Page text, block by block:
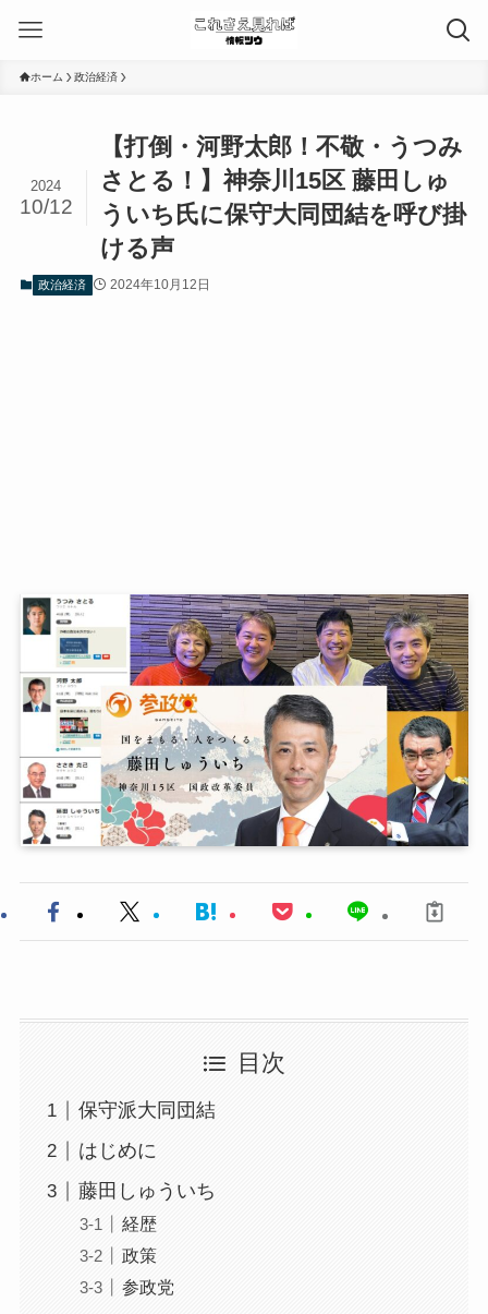
ホーム 政治経済
【打倒・河野太郎！不敬・うつみ
さとる！】神奈川15区 藤田しゅ
ういち氏に保守大同団結を呼び掛
ける声
2024
10/12
政治経済 2024年10月12日
目次
保守派大同団結
はじめに
藤田しゅういち
経歴
政策
参政党